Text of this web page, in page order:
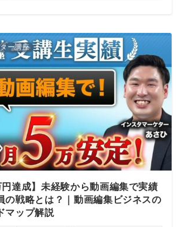
ー講座
円達成】未経験から動画編集で実績
の戦略とは？｜動画編集ビジネスの
マップ解説